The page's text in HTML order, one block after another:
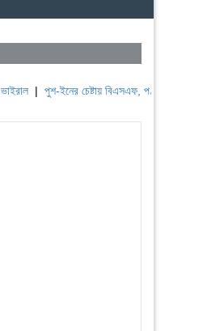
পুশ-ইনের চেষ্টায় বিএসএফ, পণ্ড করছে বিজিবি